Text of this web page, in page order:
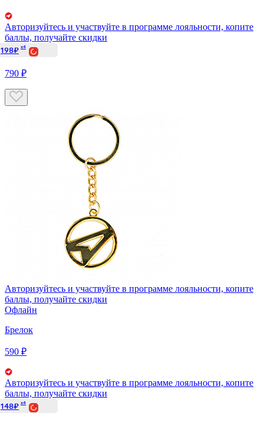
Авторизуйтесь и участвуйте в программе лояльности, копите
баллы, получайте скидки
198₽ x4
790 ₽
Авторизуйтесь и участвуйте в программе лояльности, копите
баллы, получайте скидки
Офлайн
Брелок
590 ₽
Авторизуйтесь и участвуйте в программе лояльности, копите
баллы, получайте скидки
148₽ x4